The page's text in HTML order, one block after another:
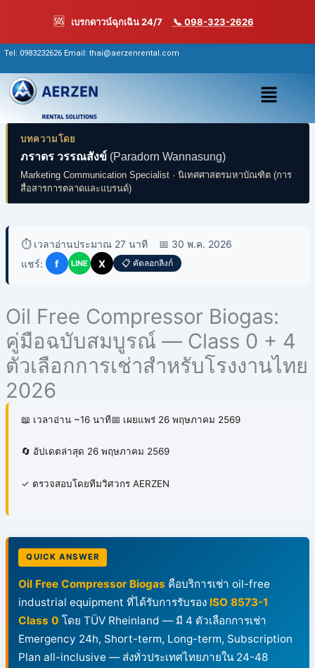
🆘 เบรกดาวน์ฉุกเฉิน 24/7 📞 098-323-2626
content
Tel: 0983232626 Email: thai@aerzenrental.com
เมนู
บทความโดย
ภราดร วรรณสังข์ (Paradorn Wannasung)
Marketing Communication Specialist · นิเทศศาสตรมหาบัณฑิต (การ
สื่อสารการตลาดและแบรนด์)
⏱️ เวลาอ่านประมาณ 27 นาที
📅 30 พ.ค. 2026
แชร์:
f LINE X 📋 คัดลอกลิงก์
Oil Free Compressor Biogas:
คู่มือฉบับสมบูรณ์ — Class 0 + 4
ตัวเลือกการเช่าสำหรับโรงงานไทย
2026
📖 เวลาอ่าน ~16 นาที📅 เผยแพร่ 26 พฤษภาคม 2569
🔄 อัปเดตล่าสุด 26 พฤษภาคม 2569
✓ ตรวจสอบโดยทีมวิศวกร AERZEN
QUICK ANSWER
Oil Free Compressor Biogas คือบริการเช่า oil-free
industrial equipment ที่ได้รับการรับรอง ISO 8573-1
Class 0 โดย TÜV Rheinland — มี 4 ตัวเลือกการเช่า
Emergency 24h, Short-term, Long-term, Subscription
Plan all-inclusive — ส่งทั่วประเทศไทยภายใน 24-48